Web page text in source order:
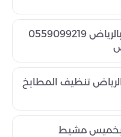
شركة صيانة افران غاز بالرياض 0559099219
تنظيف المطابخ
بخميس مشيط